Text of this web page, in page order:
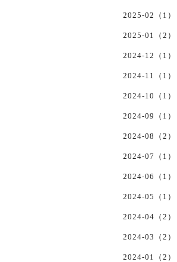
2025-02（1）
2025-01（2）
2024-12（1）
2024-11（1）
2024-10（1）
2024-09（1）
2024-08（2）
2024-07（1）
2024-06（1）
2024-05（1）
2024-04（2）
2024-03（2）
2024-01（2）